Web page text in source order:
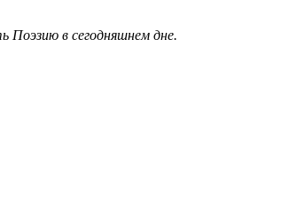
Поэзию в сегодняшнем дне.